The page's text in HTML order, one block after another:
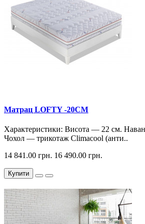
Матрац LOFTY -20CM
Характеристики: Висота — 22 см.
Чохол — трикотаж Climacool (анти..
14 841.00 грн. 16 490.00 грн.
Купити